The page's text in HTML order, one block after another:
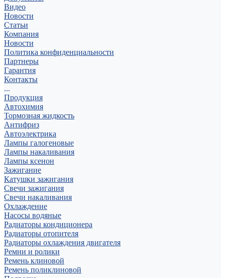
Видео
Новости
Статьи
Компания
Новости
Политика конфиденциальности
Партнеры
Гарантия
Контакты
...
Продукция
Автохимия
Тормозная жидкость
Антифриз
Автоэлектрика
Лампы галогеновые
Лампы накаливания
Лампы ксенон
Зажигание
Катушки зажигания
Свечи зажигания
Свечи накаливания
Охлаждение
Насосы водяные
Радиаторы кондиционера
Радиаторы отопителя
Радиаторы охлаждения двигателя
Ремни и ролики
Ремень клиновой
Ремень поликлиновой